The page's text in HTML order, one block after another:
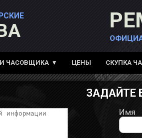
ЧАСОВЩИКА ЦЕНЫ СКУПКА
ЗАДАЙТЕ
Имя